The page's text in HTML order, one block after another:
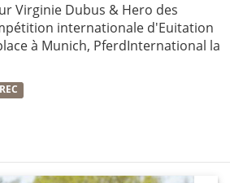
Virginie Dubus & Hero des
internationale d'Euitation
à Munich, PferdInternational la